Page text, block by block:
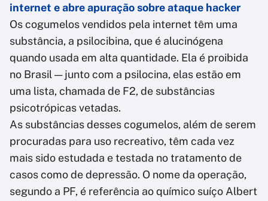
internet e abre apuração sobre ataque hacker
Os cogumelos vendidos pela internet têm uma
substância, a psilocibina, que é alucinógena
quando usada em alta quantidade. Ela é proibida
no Brasil — junto com a psilocina, elas estão em
uma lista, chamada de F2, de substâncias
psicotrópicas vetadas.
As substâncias desses cogumelos, além de serem
procuradas para uso recreativo, têm cada vez
mais sido estudada e testada no tratamento de
casos como de depressão. O nome da operação,
segundo a PF, é referência ao químico suíço Albert